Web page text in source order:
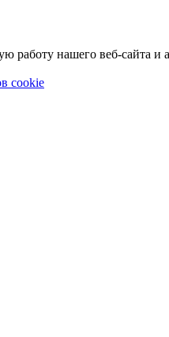
нашего веб-сайта и
cookie